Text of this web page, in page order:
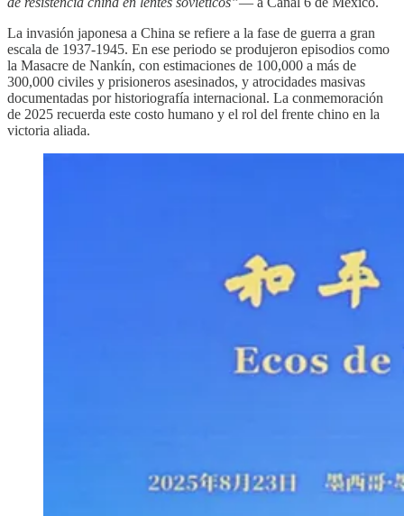
La invasión japonesa a China se refiere a la fase de guerra a gran
escala de 1937-1945. En ese periodo se produjeron episodios como
la Masacre de Nankín, con estimaciones de 100,000 a más de
300,000 civiles y prisioneros asesinados, y atrocidades masivas
documentadas por historiografía internacional. La conmemoración
de 2025 recuerda este costo humano y el rol del frente chino en la
victoria aliada.